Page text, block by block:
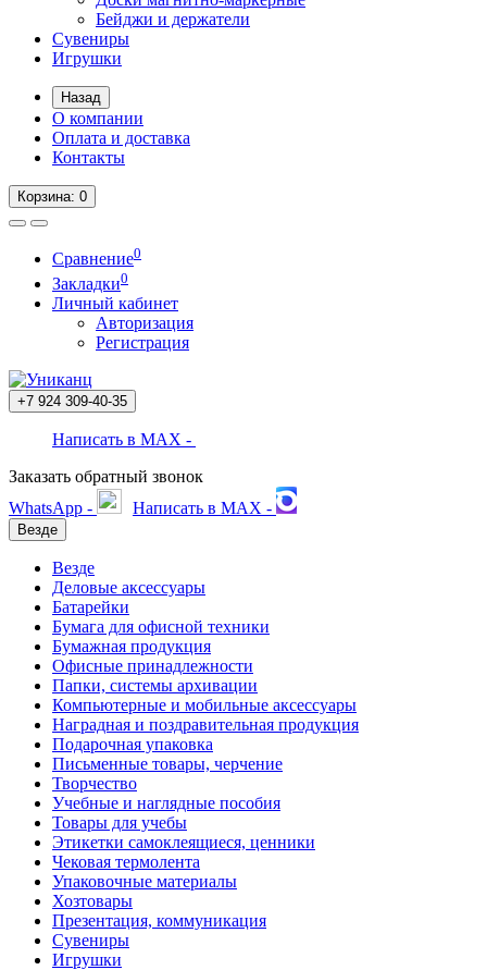
Бейджи и держатели
Сувениры
Игрушки
Назад
О компании
Оплата и доставка
Контакты
Корзина: 0
Сравнение0
Закладки0
Личный кабинет
Авторизация
Регистрация
+7 924 309-40-35
Написать в MAX -
Заказать обратный звонок
WhatsApp -
Написать в MAX -
Везде
Везде
Деловые аксессуары
Батарейки
Бумага для офисной техники
Бумажная продукция
Офисные принадлежности
Папки, системы архивации
Компьютерные и мобильные аксессуары
Наградная и поздравительная продукция
Подарочная упаковка
Письменные товары, черчение
Творчество
Учебные и наглядные пособия
Товары для учебы
Этикетки самоклеящиеся, ценники
Чековая термолента
Упаковочные материалы
Хозтовары
Презентация, коммуникация
Сувениры
Игрушки